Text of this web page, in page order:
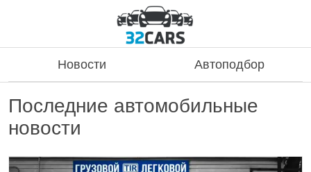
Новости Автоподбор
Последние автомобильные
новости